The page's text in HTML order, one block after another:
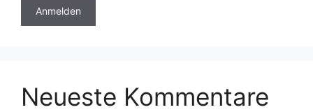
Neueste Kommentare